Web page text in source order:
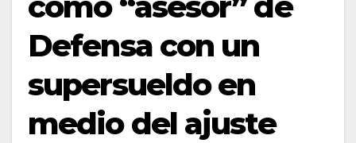
Defensa con un
supersueldo en
medio del ajuste